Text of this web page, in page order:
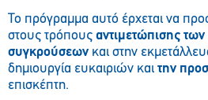
Το πρόγραμμα αυτό έρχεται να
στους τρόπους αντιμετώπισης
συγκρούσεων και στην
δημιουργία ευκαιριών και την
επισκέπτη.